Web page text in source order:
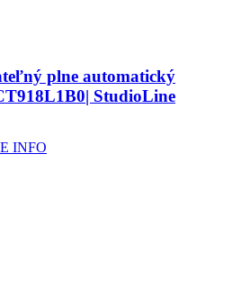
plne automatický
StudioLine
INFO